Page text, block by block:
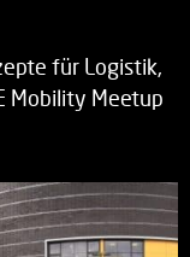
für Logistik,
Mobility Meetup